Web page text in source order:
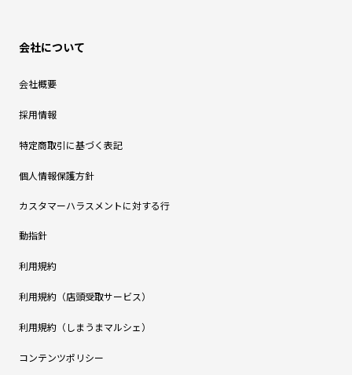
会社について
会社概要
採用情報
特定商取引に基づく表記
個人情報保護方針
カスタマーハラスメントに対する行
動指針
利用規約
利用規約（店頭受取サービス）
利用規約（しまうまマルシェ）
コンテンツポリシー